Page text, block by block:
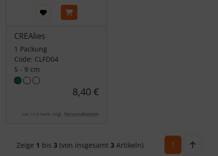
CREAlies
1 Packung
Code: CLFD04
5 - 9 cm
8,40 €
inkl. 19 % MwSt. zzgl. Versandkosten
Zeige 1 bis 3(von insgesamt 3Artikeln) 1